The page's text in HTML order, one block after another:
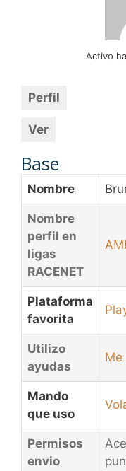
Activo
Perfil
Ver
Base
Nombre
Nombre
perfil en
ligas
RACENET
Plataforma
favorita
Utilizo
ayudas
Me
Mando
que uso
Permisos
envio